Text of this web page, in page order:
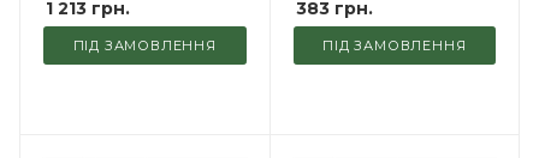
1 213 грн.
ПІД ЗАМОВЛЕННЯ
383грн.
ПІД ЗАМОВЛЕННЯ